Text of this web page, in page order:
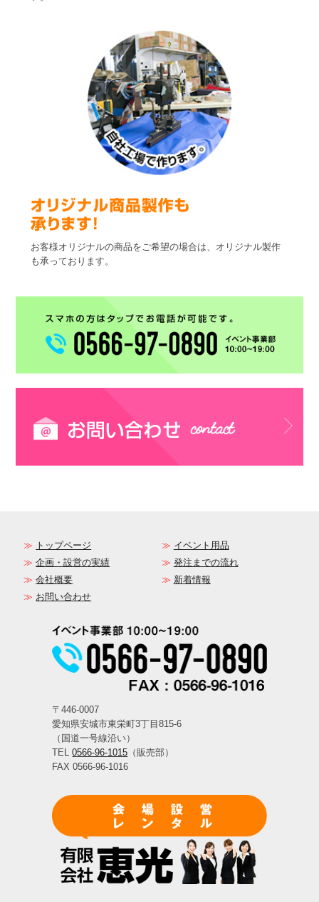
お客様オリジナルの商品をご希望の場合は、オリジナル製作
も承っております。
トップページ
イベント用品
企画・設営の実績
発注までの流れ
会社概要
新着情報
お問い合わせ
〒446-0007
愛知県安城市東栄町3丁目815-6
（国道一号線沿い）
TEL0566-96-1015 （販売部）
FAX 0566-96-1016